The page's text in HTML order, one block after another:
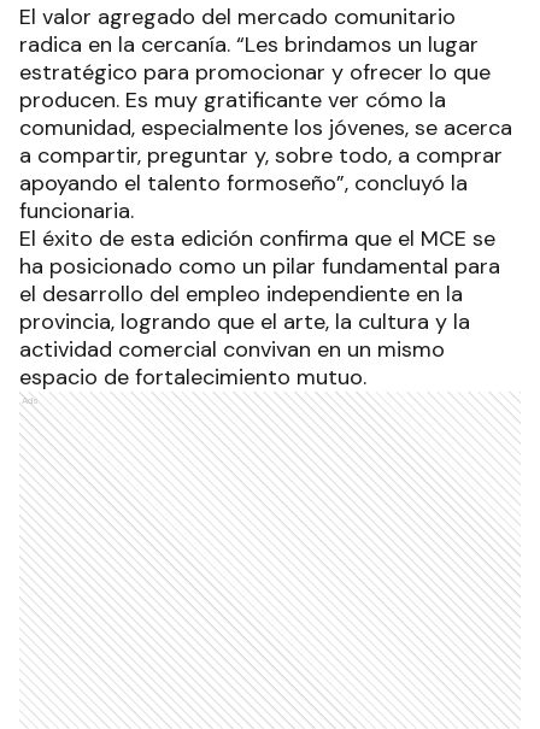
El valor agregado del mercado comunitario
radica en la cercanía. “Les brindamos un lugar
estratégico para promocionar y ofrecer lo que
producen. Es muy gratificante ver cómo la
comunidad, especialmente los jóvenes, se acerca
a compartir, preguntar y, sobre todo, a comprar
apoyando el talento formoseño”, concluyó la
funcionaria.
El éxito de esta edición confirma que el MCE se
ha posicionado como un pilar fundamental para
el desarrollo del empleo independiente en la
provincia, logrando que el arte, la cultura y la
actividad comercial convivan en un mismo
espacio de fortalecimiento mutuo.
Ads